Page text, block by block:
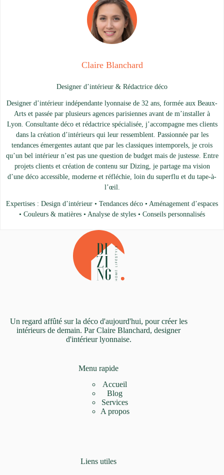
Claire Blanchard
Designer d’intérieur & Rédactrice déco
Designer d’intérieur indépendante lyonnaise de 32 ans, formée aux Beaux-
Arts et passée par plusieurs agences parisiennes avant de m’installer à
Lyon. Consultante déco et rédactrice spécialisée, j’accompagne mes clients
dans la création d’intérieurs qui leur ressemblent. Passionnée par les
tendances émergentes autant que par les classiques intemporels, je crois
qu’un bel intérieur n’est pas une question de budget mais de justesse. Entre
projets clients et création de contenu sur Dizing, je partage ma vision
d’une déco accessible, moderne et réfléchie, loin du superflu et du tape-à-
l’œil.
Expertises : Design d’intérieur • Tendances déco • Aménagement d’espaces
• Couleurs & matières • Analyse de styles • Conseils personnalisés
Un regard affûté sur la déco d'aujourd'hui, pour créer les
intérieurs de demain. Par Claire Blanchard, designer
d'intérieur lyonnaise.
Menu rapide
Accueil
Blog
Services
A propos
Liens utiles